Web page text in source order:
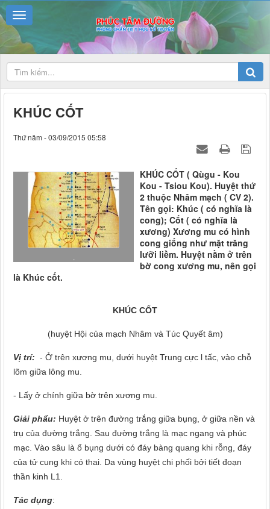
KHÚC CỐT
Thứ năm - 03/09/2015 05:58
.
KHÚC CỐT ( Qùgu - Kou
Kou - Tsiou Kou). Huyệt thứ
2 thuộc Nhâm mạch ( CV 2).
Tên gọi: Khúc ( có nghĩa là
cong); Cốt ( có nghĩa là
xương) Xương mu có hình
cong giống như mặt trăng
lưỡi liềm. Huyệt nằm ở trên
bờ cong xương mu, nên gọi
là Khúc cốt.
KHÚC CỐT
(huyệt Hội của mạch Nhâm và Túc Quyết âm)
Vị trí: - Ở trên xương mu, dưới huyệt Trung cực l tấc, vào chỗ
lõm giữa lông mu.
- Lấy ở chính giữa bờ trên xương mu.
Giải phẩu: Huyệt ở trên đường trắng giữa bụng, ở giữa nền và
trụ của đường trắng. Sau đường trắng là mạc ngang và phúc
mạc. Vào sâu là ổ bụng dưới có đáy bàng quang khi rỗng, đáy
của tử cung khi có thai. Da vùng huyệt chi phối bởi tiết đoạn
thần kinh L1.
Tác dụng: